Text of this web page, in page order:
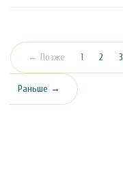
← Позже 1 (текущая)
2 3
Раньше →